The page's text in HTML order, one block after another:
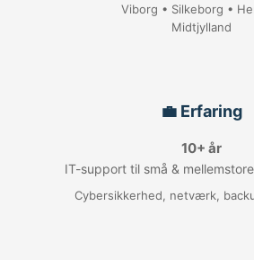
Viborg • Silkeborg •
Midtjylland
💼 Erfaring
10+ år
IT-support til små &
Cybersikkerhed, netværk,